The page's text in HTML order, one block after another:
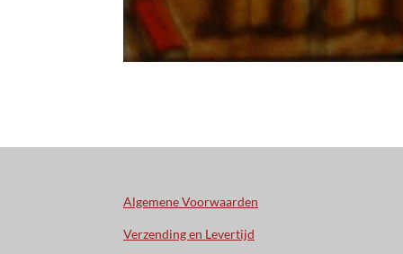
Algemene Voorwaarden
Verzending en Levertijd